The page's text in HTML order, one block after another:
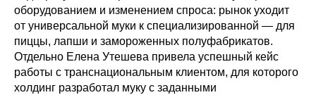
оборудованием и изменением спроса: рынок уходит
от универсальной муки к специализированной — для
пиццы, лапши и замороженных полуфабрикатов.
Отдельно Елена Утешева привела успешный кейс
работы с транснациональным клиентом, для которого
холдинг разработал муку с заданными